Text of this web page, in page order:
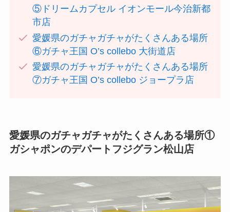
⑤ドリームカプセル イオンモール今治新都
市店
愛媛県のガチャガチャがたくさんある場所
⑥ガチャ王国 O’s collebo 大街道店
愛媛県のガチャガチャがたくさんある場所
⑦ガチャ王国 O’s collebo ジョープラ店
愛媛県のガチャガチャがたくさんある場所①
ガシャポンのデパートフジグラン松山店